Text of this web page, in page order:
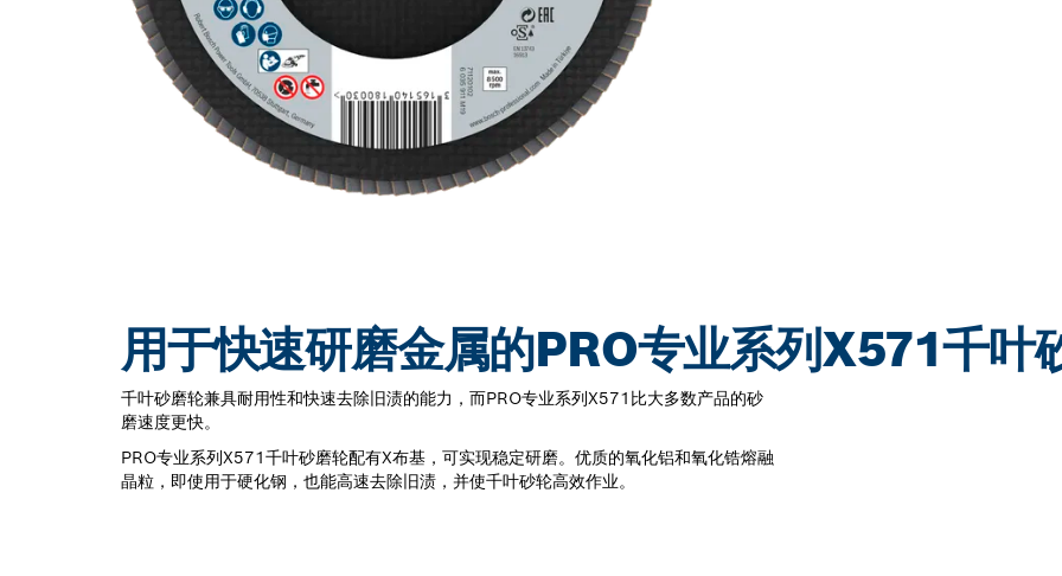
用于快速研磨金属的PRO专业系列X571千叶
千叶砂磨轮兼具耐用性和快速去除旧渍的能力，而PRO专业系列X571比大多数产品的砂
磨速度更快。
PRO专业系列X571千叶砂磨轮配有X布基，可实现稳定研磨。优质的氧化铝和氧化锆熔融
晶粒，即使用于硬化钢，也能高速去除旧渍，并使千叶砂轮高效作业。